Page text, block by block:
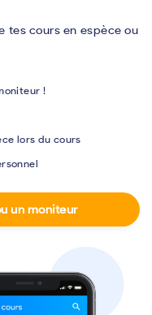
tes cours en espèce ou
!
lors du cours
un moniteur